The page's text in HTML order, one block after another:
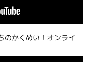
かくめい！オンライ